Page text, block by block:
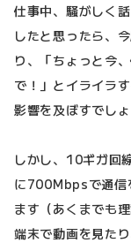
仕事中、騒がしく
したと思ったら、
り、「ちょっと今
で！」とイライラ
影響を及ぼすでしょ
しかし、10ギガ回
に700Mbpsで通信
ます（あくまでも
端末で動画を見た